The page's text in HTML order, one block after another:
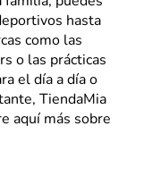
hasta
como las
o las prácticas
el día a día o
TiendaMia
aquí más sobre